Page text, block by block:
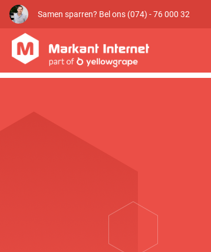
Samen sparren? Bel ons (074) - 76 000 32